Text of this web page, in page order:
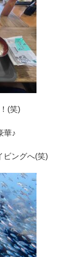
(笑)
華♪
ビングへ(笑)